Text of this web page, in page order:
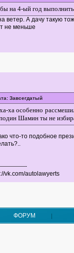
на 4-ый год
ветер. А дачу такую
не меньше
Завсегдатый
ха особенно
Шамин ты не
что-то подобное
vk.com/autolawyerts
ФОРУМ